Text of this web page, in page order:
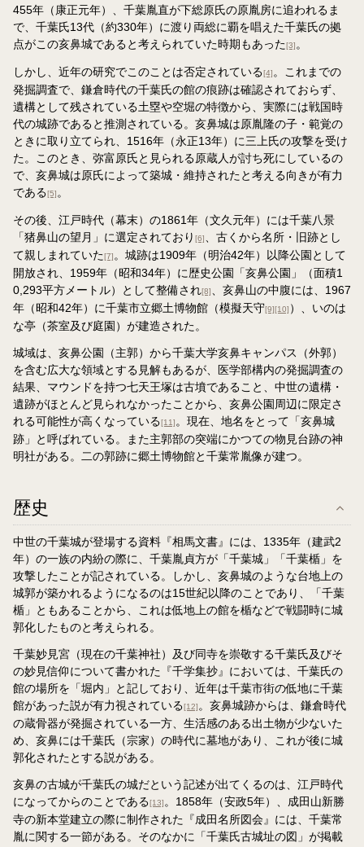
455年（康正元年）、千葉胤直が下総原氏の原胤房に追われるま
で、千葉氏13代（約330年）に渡り両総に覇を唱えた千葉氏の拠
点がこの亥鼻城であると考えられていた時期もあった[3] 。
しかし、近年の研究でこのことは否定されている[4] 。これまでの
発掘調査で、鎌倉時代の千葉氏の館の痕跡は確認されておらず、
遺構として残されている土塁や空堀の特徴から、実際には戦国時
代の城跡であると推測されている。亥鼻城は原胤隆の子・範覚の
ときに取り立てられ、1516年（永正13年）に三上氏の攻撃を受け
た。このとき、弥富原氏と見られる原蔵人が討ち死にしているの
で、亥鼻城は原氏によって築城・維持されたと考える向きが有力
である[5] 。
その後、江戸時代（幕末）の1861年（文久元年）には千葉八景
「猪鼻山の望月」に選定されており [6]
、古くから名所・旧跡とし
て親しまれていた[7] 。城跡は1909年（明治42年）以降公園として
開放され、1959年（昭和34年）に歴史公園「亥鼻公園」（面積1
0,293平方メートル）として整備され[8]
、亥鼻山の中腹には、1967
年（昭和42年）に千葉市立郷土博物館（模擬天守[9][10] ）、いのは
な亭（茶室及び庭園）が建造された。
城域は、亥鼻公園（主郭）から千葉大学亥鼻キャンパス（外郭）
を含む広大な領域とする見解もあるが、医学部構内の発掘調査の
結果、マウンドを持つ七天王塚は古墳であること、中世の遺構・
遺跡がほとんど見られなかったことから、亥鼻公園周辺に限定さ
れる可能性が高くなっている[11] 。現在、地名をとって「亥鼻城
跡」と呼ばれている。また主郭部の突端にかつての物見台跡の神
明社がある。二の郭跡に郷土博物館と千葉常胤像が建つ。
歴史
中世の千葉城が登場する資料『相馬文書』には、1335年（建武2
年）の一族の内紛の際に、千葉胤貞方が「千葉城」「千葉楯」を
攻撃したことが記されている。しかし、亥鼻城のような台地上の
城郭が築かれるようになるのは15世紀以降のことであり、「千葉
楯」ともあることから、これは低地上の館を楯などで戦闘時に城
郭化したものと考えられる。
千葉妙見宮（現在の千葉神社）及び同寺を崇敬する千葉氏及びそ
の妙見信仰について書かれた『千学集抄』においては、千葉氏の
館の場所を「堀内」と記しており、近年は千葉市街の低地に千葉
館があった説が有力視されている[12] 。亥鼻城跡からは、鎌倉時代
の蔵骨器が発掘されている一方、生活感のある出土物が少ないた
め、亥鼻には千葉氏（宗家）の時代に墓地があり、これが後に城
郭化されたとする説がある。
亥鼻の古城が千葉氏の城だという記述が出てくるのは、江戸時代
になってからのことである[13] 。1858年（安政5年）、成田山新勝
寺の新本堂建立の際に制作された『成田名所図会』には、千葉常
胤に関する一節がある。そのなかに「千葉氏古城址の図」が掲載